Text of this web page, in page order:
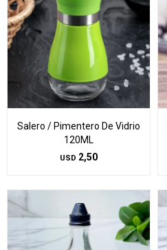
Salero / Pimentero De Vidrio
120ML
USD 2,50